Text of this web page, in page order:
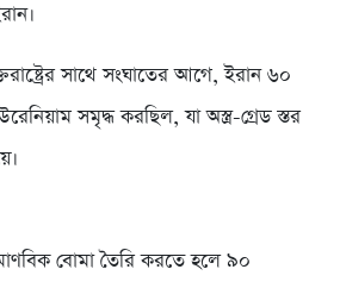
সাথে সংঘাতের আগে, ইরান ৬০
সমৃদ্ধ করছিল, যা অস্ত্র-গ্রেড স্তর
বোমা তৈরি করতে হলে ৯০